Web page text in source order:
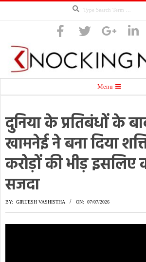
News
Menu
दुनिया के प्रतिबंधों के
खामनेई ने बना दिया
करोड़ों की भीड़ इसलिए
सजदा
BY: GIRIJESH VASHISTHA ON: 07/07/2026